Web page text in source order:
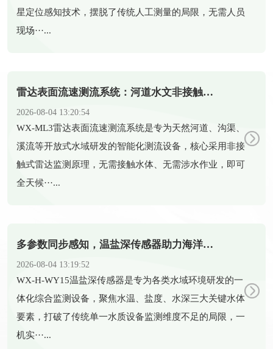
星定位感知技术，摆脱了传统人工测量的局限，无需人员
现场···...
雷达表面流速测流系统：河道水文非接触式智能测流设备
2026-08-04 13:20:54
​WX-ML3雷达表面流速测流系统是专为天然河道、沟渠、
溪流等开放式水域研发的智能化测流设备，核心采用非接
触式雷达监测原理，无需接触水体、无需涉水作业，即可
全天候···...
多参数同步感知，温盐深传感器助力海洋科研新发展
2026-08-04 13:19:52
​WX-H-WY15温盐深传感器是专为各类水域环境研发的一
体化综合监测设备，聚焦水温、盐度、水深三大关键水体
要素，打破了传统单一水质设备监测维度不足的局限，一
机实···...